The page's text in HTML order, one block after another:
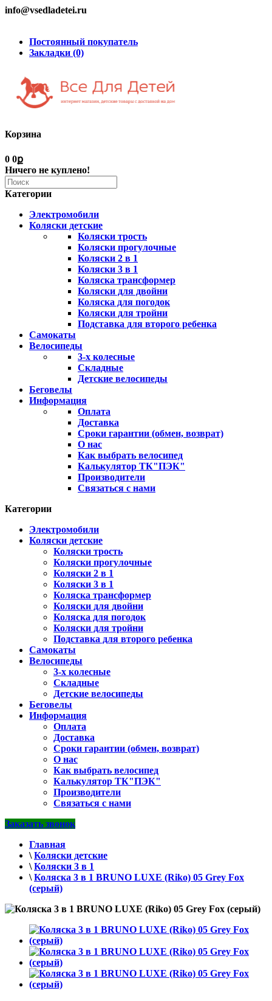
info@vsedladetei.ru
Постоянный покупатель
Закладки (0)
Корзина
0 0ք
Ничего не куплено!
Категории
Электромобили
Коляски детские
Коляски трость
Коляски прогулочные
Коляски 2 в 1
Коляски 3 в 1
Коляска трансформер
Коляски для двойни
Коляска для погодок
Коляски для тройни
Подставка для второго ребенка
Самокаты
Велосипеды
3-х колесные
Складные
Детские велосипеды
Беговелы
Информация
Оплата
Доставка
Сроки гарантии (обмен, возврат)
О нас
Как выбрать велосипед
Калькулятор ТК"ПЭК"
Производители
Связаться с нами
Категории
Электромобили
Коляски детские
Коляски трость
Коляски прогулочные
Коляски 2 в 1
Коляски 3 в 1
Коляска трансформер
Коляски для двойни
Коляска для погодок
Коляски для тройни
Подставка для второго ребенка
Самокаты
Велосипеды
3-х колесные
Складные
Детские велосипеды
Беговелы
Информация
Оплата
Доставка
Сроки гарантии (обмен, возврат)
О нас
Как выбрать велосипед
Калькулятор ТК"ПЭК"
Производители
Связаться с нами
Заказать звонок
Главная
\Коляски детские
\Коляски 3 в 1
\Коляска 3 в 1 BRUNO LUXE (Riko) 05 Grey Fox
(серый)